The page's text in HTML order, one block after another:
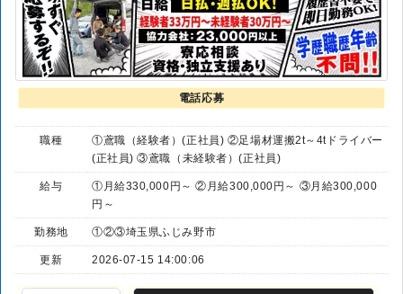
電話応募
職種
①鳶職（経験者）(正社員) ②足場材運搬2t～4tドライバー
(正社員) ③鳶職（未経験者）(正社員)
給与
①月給330,000円～ ②月給300,000円～ ③月給300,000
円～
勤務地 ①②③埼玉県ふじみ野市
更新 2026-07-15 14:00:06